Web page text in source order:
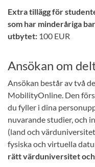
Extra tillägg för
som har minderåriga
utbytet: 100 EUR
Ansökan om
Ansökan består av två
MobilityOnline. Den
du fyller i dina
nuvarande studier, och
(land och
fysiska och virtuella
rätt värduniversitet